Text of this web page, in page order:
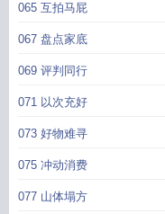
065 互拍马屁
067 盘点家底
069 评判同行
071 以次充好
073 好物难寻
075 冲动消费
077 山体塌方